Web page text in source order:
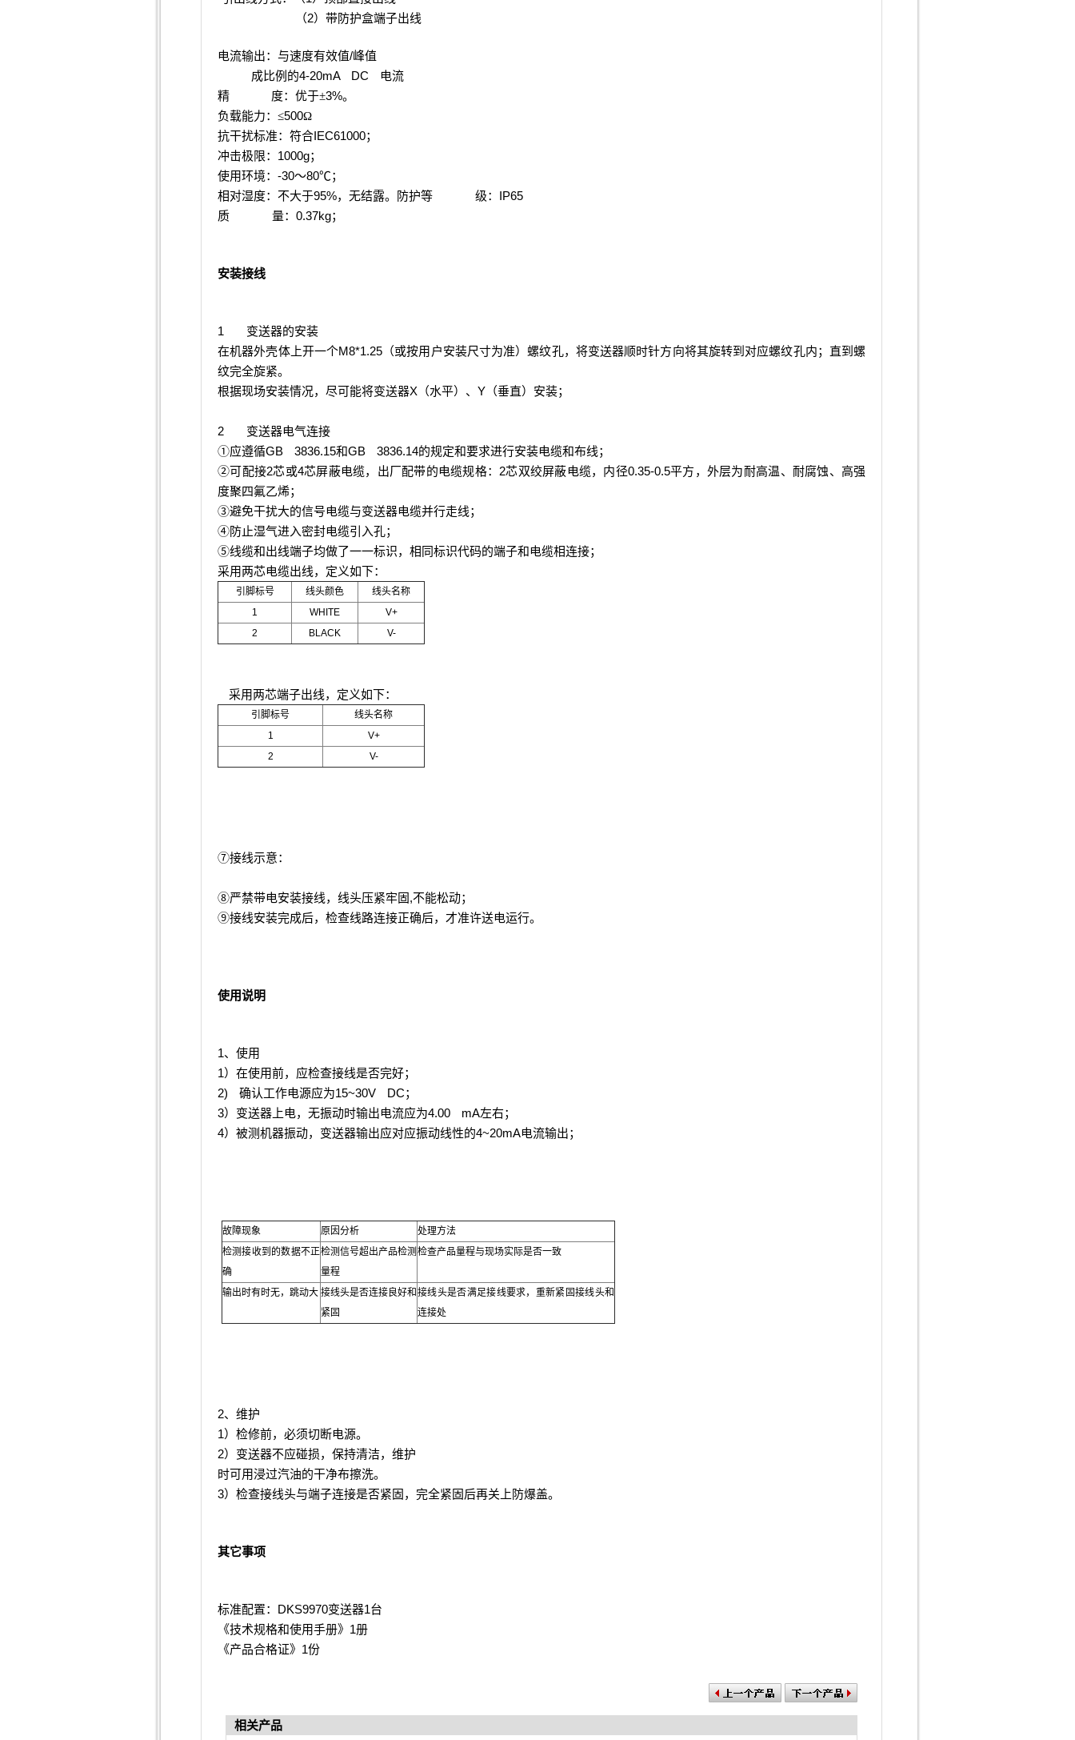
（2）带防护盒端子出线
电流输出：与速度有效值/峰值
成比例的4-20mA DC 电流
精
度：优于±3%。
负载能力：≤500Ω
抗干扰标准：符合IEC61000；
冲击极限： 1000g；
使用环境： -30～80℃；
相对湿度：不大于95%，无结露。防护等 级： IP65
质 量： 0.37kg；
安装接线
1 变送器的安装
在机器外壳体上开一个M8*1.25 （或按用户安装尺寸为准）螺纹孔，将变送器顺时针方向将其旋转到对应螺纹孔内；直到螺
纹完全旋紧。
根据现场安装情况，尽可能将变送器X （水平）、 Y （垂直）安装；
2 变送器电气连接
①应遵循GB 3836.15和GB 3836.14的规定和要求进行安装电缆和布线；
②可配接2芯或4芯屏蔽电缆，出厂配带的电缆规格： 2芯双绞屏蔽电缆，内径0.35-0.5平方，外层为耐高温、耐腐蚀、高强
度聚四氟乙烯；
③避免干扰大的信号电缆与变送器电缆并行走线；
④防止湿气进入密封电缆引入孔；
⑤线缆和出线端子均做了一一标识，相同标识代码的端子和电缆相连接；
采用两芯电缆出线，定义如下：
引脚标号 线头颜色
线头名称
1
WHITE
V+
2
BLACK V-
采用两芯端子出线，定义如下：
引脚标号
线头名称
1
V+
2
V-
⑦接线示意：
⑧严禁带电安装接线，线头压紧牢固 ,不能松动；
⑨接线安装完成后，检查线路连接正确后，才准许送电运行。
使用说明
1、使用
1）在使用前，应检查接线是否完好；
2) 确认工作电源应为15~30V DC；
3）变送器上电，无振动时输出电流应为4.00 mA左右；
4）被测机器振动，变送器输出应对应振动线性的4~20mA电流输出；
故障现象 原因分析
处理方法
检测接收到的数据不正
确
检测信号超出产品检测
量程
检查产品量程与现场实际是否一致
输出时有时无，跳动大 接线头是否连接良好和
紧固
接线头是否满足接线要求，重新紧固接线头和
连接处
2、维护
1）检修前，必须切断电源。
2）变送器不应碰损，保持清洁，维护
时可用浸过汽油的干净布擦洗。
3）检查接线头与端子连接是否紧固，完全紧固后再关上防爆盖。
其它事项
标准配置： DKS9970变送器1台
《技术规格和使用手册》 1册
《产品合格证》 1份
相关产品